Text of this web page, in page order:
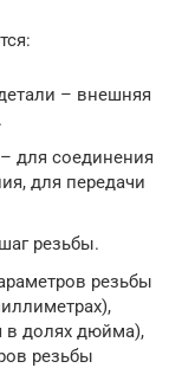
– внешняя
для соединения
для передачи
резьбы.
резьбы
в долях дюйма),
резьбы